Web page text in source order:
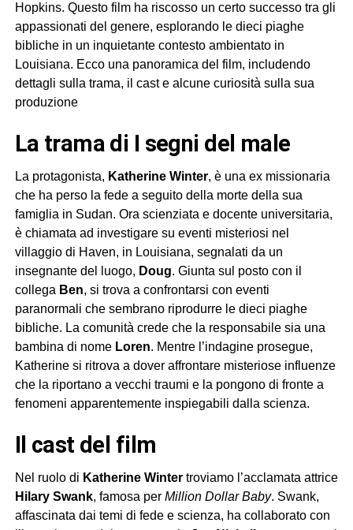
Hopkins. Questo film ha riscosso un certo successo tra gli
appassionati del genere, esplorando le dieci piaghe
bibliche in un inquietante contesto ambientato in
Louisiana. Ecco una panoramica del film, includendo
dettagli sulla trama, il cast e alcune curiosità sulla sua
produzione
La trama di I segni del male
La protagonista, Katherine Winter, è una ex missionaria
che ha perso la fede a seguito della morte della sua
famiglia in Sudan. Ora scienziata e docente universitaria,
è chiamata ad investigare su eventi misteriosi nel
villaggio di Haven, in Louisiana, segnalati da un
insegnante del luogo, Doug. Giunta sul posto con il
collega Ben, si trova a confrontarsi con eventi
paranormali che sembrano riprodurre le dieci piaghe
bibliche. La comunità crede che la responsabile sia una
bambina di nome Loren. Mentre l’indagine prosegue,
Katherine si ritrova a dover affrontare misteriose influenze
che la riportano a vecchi traumi e la pongono di fronte a
fenomeni apparentemente inspiegabili dalla scienza.
Il cast del film
Nel ruolo di Katherine Wintertroviamo l’acclamata attrice
Hilary Swank, famosa per Million Dollar Baby. Swank,
affascinata dai temi di fede e scienza, ha collaborato con